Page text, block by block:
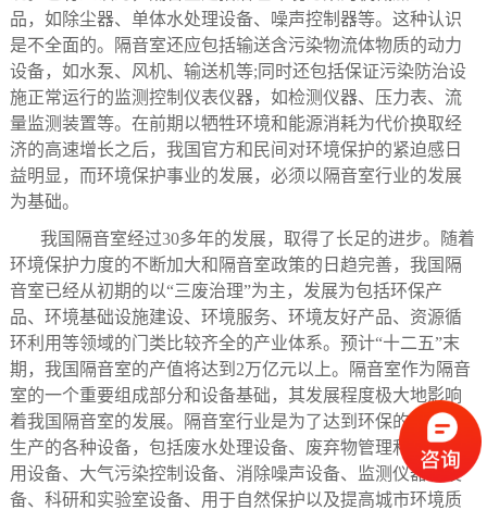
品，如除尘器、单体水处理设备、噪声控制器等。这种认识
是不全面的。隔音室还应包括输送含污染物流体物质的动力
设备，如水泵、风机、输送机等;同时还包括保证污染防治设
施正常运行的监测控制仪表仪器，如检测仪器、压力表、流
量监测装置等。在前期以牺牲环境和能源消耗为代价换取经
济的高速增长之后，我国官方和民间对环境保护的紧迫感日
益明显，而环境保护事业的发展，必须以隔音室行业的发展
为基础。
我国隔音室经过30多年的发展，取得了长足的进步。随着
环境保护力度的不断加大和隔音室政策的日趋完善，我国隔
音室已经从初期的以“三废治理”为主，发展为包括环保产
品、环境基础设施建设、环境服务、环境友好产品、资源循
环利用等领域的门类比较齐全的产业体系。预计“十二五”末
期，我国隔音室的产值将达到2万亿元以上。隔音室作为隔音
室的一个重要组成部分和设备基础，其发展程度极大地影响
着我国隔音室的发展。隔音室行业是为了达到环保的目的而
生产的各种设备，包括废水处理设备、废弃物管理和循环利
用设备、大气污染控制设备、消除噪声设备、监测仪器和设
备、科研和实验室设备、用于自然保护以及提高城市环境质